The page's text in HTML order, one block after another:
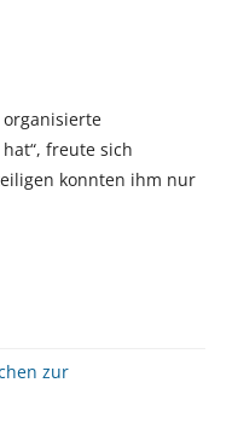
freute sich
konnten ihm nur
zur